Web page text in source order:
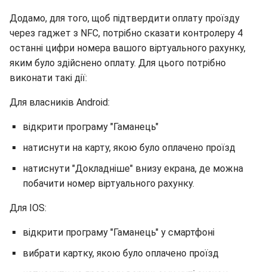
Додамо, для того, щоб підтвердити оплату проїзду
через гаджет з NFC, потрібно сказати контролеру 4
останні цифри номера вашого віртуального рахунку,
яким було здійснено оплату. Для цього потрібно
виконати такі дії:
Для власників Android:
відкрити програму "Гаманець"
натиснути на карту, якою було оплачено проїзд
натиснути "Докладніше" внизу екрана, де можна
побачити номер віртуального рахунку.
Для IOS:
відкрити програму "Гаманець" у смартфоні
вибрати картку, якою було оплачено проїзд